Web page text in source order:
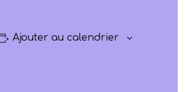
Ajouter au calendrier